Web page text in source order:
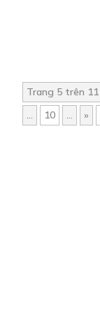
Trang 5 trên 11
...
10 ... »